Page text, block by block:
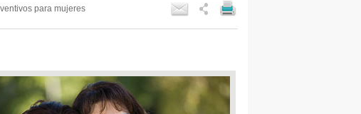
para mujeres